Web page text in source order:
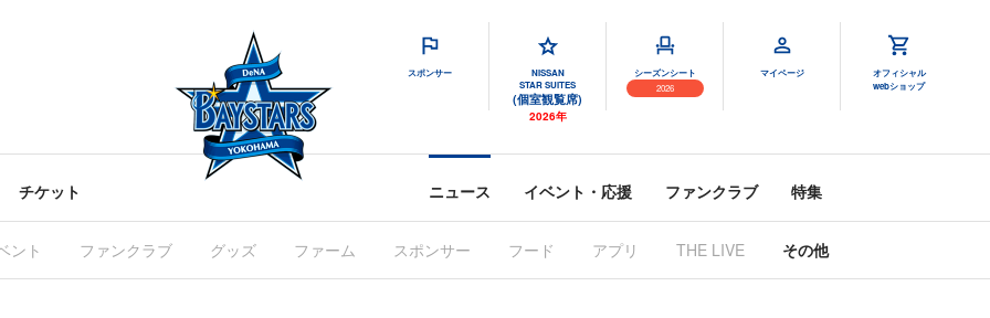
スポンサー
NISSAN
STAR SUITES
(個室観覧席)
2026年
シーズンシート
2026
マイページ
オフィシャル
webショップ
チケット ニュース イベント・応援 ファンクラブ 特集
ント ファンクラブ グッズ ファーム スポンサー フード アプリ THE LIVE その他